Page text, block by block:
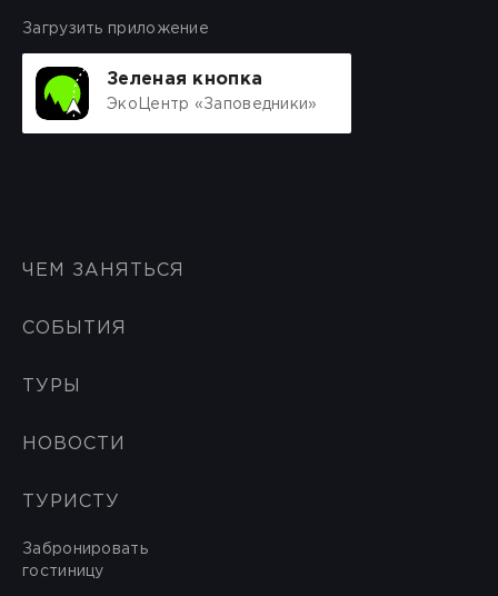
Загрузить приложение
Зеленая кнопка
ЭкоЦентр «Заповедники»
ЧЕМ ЗАНЯТЬСЯ
СОБЫТИЯ
ТУРЫ
НОВОСТИ
ТУРИСТУ
Забронировать
гостиницу